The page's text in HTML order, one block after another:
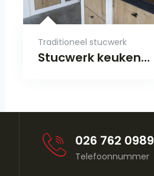
Traditioneel stucwerk
Stucwerk keukenkasten in Doornenburg
026 762 0989
Telefoonnummer